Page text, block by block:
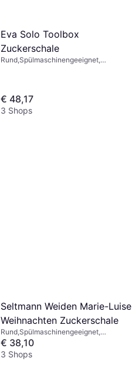
Eva Solo Toolbox
Zuckerschale
Rund,Spülmaschinengeeignet,
€ 48,17
3 Shops
Seltmann Weiden Marie-Luise
Weihnachten Zuckerschale
Rund,Spülmaschinengeeignet,
Mikrowellengeeignet, Glas, Porzellan,
Weiß, Mehrfarbig, Beige
€ 38,10
3 Shops